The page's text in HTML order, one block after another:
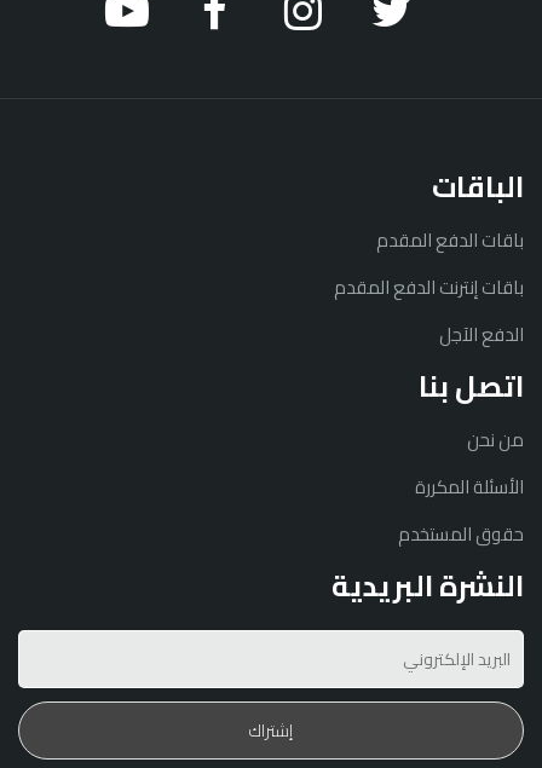
الباقات
باقات الدفع المقدم
باقات إنترنت الدفع المقدم
الدفع الآجل
اتصل بنا
من نحن
الأسئلة المكررة
حقوق المستخدم
النشرة البريدية